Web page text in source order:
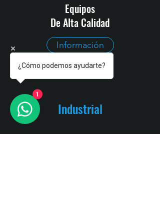
Equipos
De Alta Calidad
Información
Industrial
¿Cómo podemos ayudarte?
1